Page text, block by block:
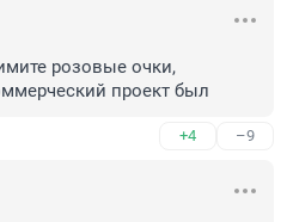
розовые очки,
проект был
+4 –9